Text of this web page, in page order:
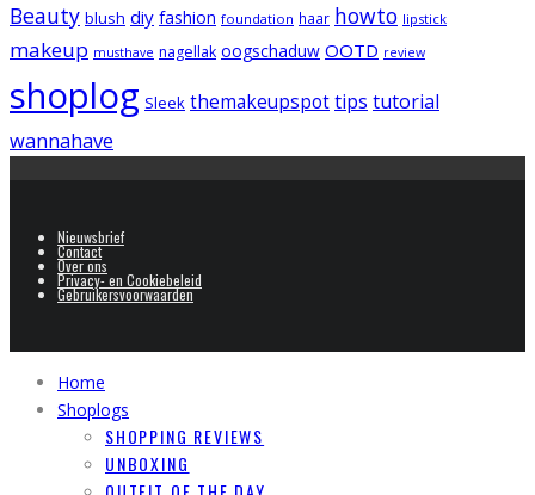
Beauty blush diy fashion foundation haar howto lipstick
makeup musthave nagellak oogschaduw OOTD review
shoplog Sleek themakeupspottips tutorial
wannahave
Nieuwsbrief
Contact
Over ons
Privacy- en Cookiebeleid
Gebruikersvoorwaarden
Home
Shoplogs
SHOPPING REVIEWS
UNBOXING